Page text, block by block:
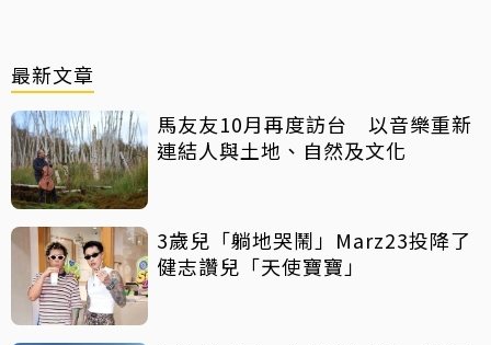
最新文章
馬友友10月再度訪台 以音樂重新
連結人與土地、自然及文化
3歲兒「躺地哭鬧」Marz23投降了
健志讚兒「天使寶寶」